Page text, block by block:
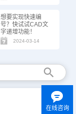
想要实现快速编
号？快试试CAD文
字递增功能！
2024-03-14
在线咨询